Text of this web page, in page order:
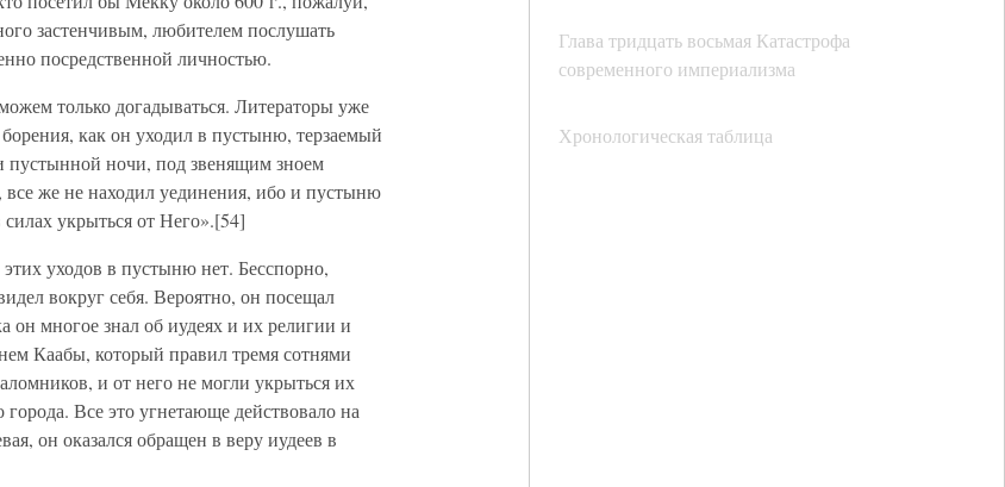
Глава тридцать восьмая Катастрофа
современного империализма
Хронологическая таблица
застенчивым, любителем послушать
посредственной личностью.
только догадываться. Литераторы уже
как он уходил в пустыню, терзаемый
ночи, под звенящим зноем
же не находил уединения, ибо и пустыню
укрыться от Него».[54]
уходов в пустыню нет. Бесспорно,
вокруг себя. Вероятно, он посещал
многое знал об иудеях и их религии и
Каабы, который правил тремя сотнями
и от него не могли укрыться их
города. Все это угнетающе действовало на
он оказался обращен в веру иудеев в